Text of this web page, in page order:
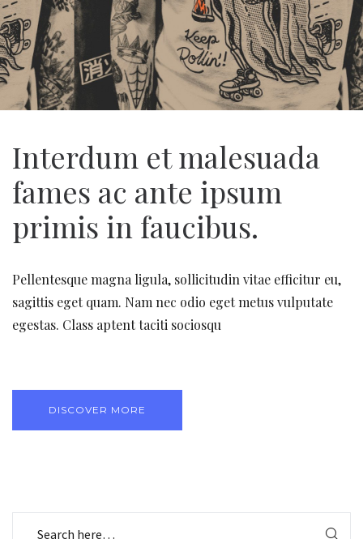
Interdum et malesuada
fames ac ante ipsum
primis in faucibus.
Pellentesque magna ligula, sollicitudin vitae efficitur eu,
sagittis eget quam. Nam nec odio eget metus vulputate
egestas. Class aptent taciti sociosqu
DISCOVER MORE